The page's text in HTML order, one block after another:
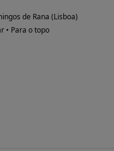
de Rana (Lisboa)
• Para o topo